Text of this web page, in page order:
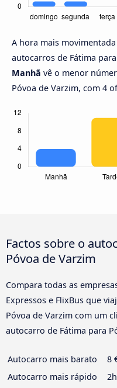
A hora mais
autocarros de Fátima
Manhã vê o menor
Póvoa de Varzim, com 4
Factos sobre o
Póvoa de Varzim
Compara todas as
Expressos e FlixBus que
Póvoa de Varzim com um
autocarro de Fátima para
Autocarro mais barato
8
Autocarro mais rápido